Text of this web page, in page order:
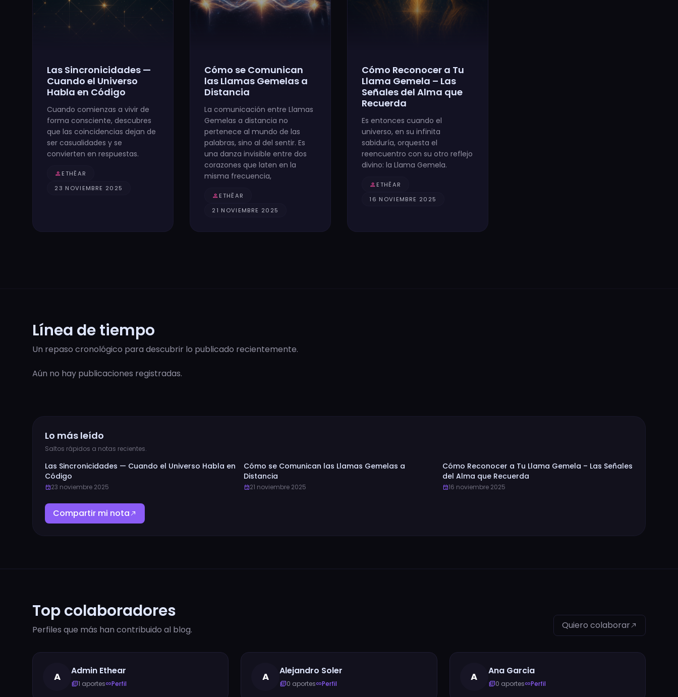
Las Sincronicidades —
Cuando el Universo
Habla en Código
Cuando comienzas a vivir de
forma consciente, descubres
que las coincidencias dejan de
ser casualidades y se
convierten en respuestas.
personETHĒAR
23 NOVIEMBRE 2025
Cómo se Comunican
las Llamas Gemelas a
Distancia
La comunicación entre Llamas
Gemelas a distancia no
pertenece al mundo de las
palabras, sino al del sentir. Es
una danza invisible entre dos
corazones que laten en la
misma frecuencia,
personETHĒAR
21 NOVIEMBRE 2025
Cómo Reconocer a Tu
Llama Gemela – Las
Señales del Alma que
Recuerda
Es entonces cuando el
universo, en su infinita
sabiduría, orquesta el
reencuentro con su otro reflejo
divino: la Llama Gemela.
personETHĒAR
16 NOVIEMBRE 2025
Línea de tiempo
Un repaso cronológico para descubrir lo publicado recientemente.
Aún no hay publicaciones registradas.
Lo más leído
Saltos rápidos a notas recientes.
Las Sincronicidades — Cuando el Universo Habla en
Código
event23 noviembre 2025
Cómo se Comunican las Llamas Gemelas a
Distancia
event21 noviembre 2025
Cómo Reconocer a Tu Llama Gemela – Las Señales
del Alma que Recuerda
event16 noviembre 2025
Compartir mi notanorth_east
Top colaboradores
Perfiles que más han contribuido al blog. Quiero colaborarnorth_east
A Admin Ethear
library_books1 aporteslinkPerfil
A Alejandro Soler
library_books0 aporteslinkPerfil
A Ana Garcia
library_books0 aporteslinkPerfil